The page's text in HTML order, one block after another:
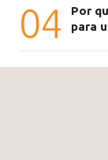
04
Por
para